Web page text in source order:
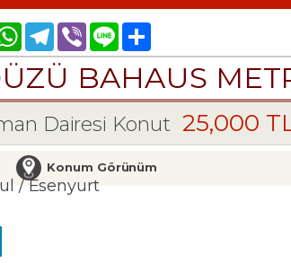
WhatsAppTelegram
Viber Line Share
BAHAUS
Dairesi Konut 25,000
Konum Görünüm
/ Esenyurt